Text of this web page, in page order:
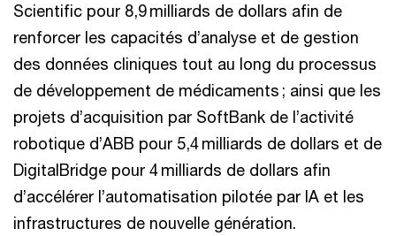
Scientific pour 8,9 milliards de dollars afin de
renforcer les capacités d’analyse et de gestion
des données cliniques tout au long du processus
de développement de médicaments ; ainsi que les
projets d’acquisition par SoftBank de l’activité
robotique d’ABB pour 5,4 milliards de dollars et de
DigitalBridge pour 4 milliards de dollars afin
d’accélérer l’automatisation pilotée par IA et les
infrastructures de nouvelle génération.